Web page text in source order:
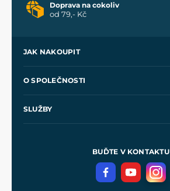
Doprava na cokoliv
od 79,- Kč
JAK NAKOUPIT
Velkoobchod
O SPOLEČNOSTI
SLUŽBY
Meče pro Kingdom Come
BUĎTE V KONTAKTU